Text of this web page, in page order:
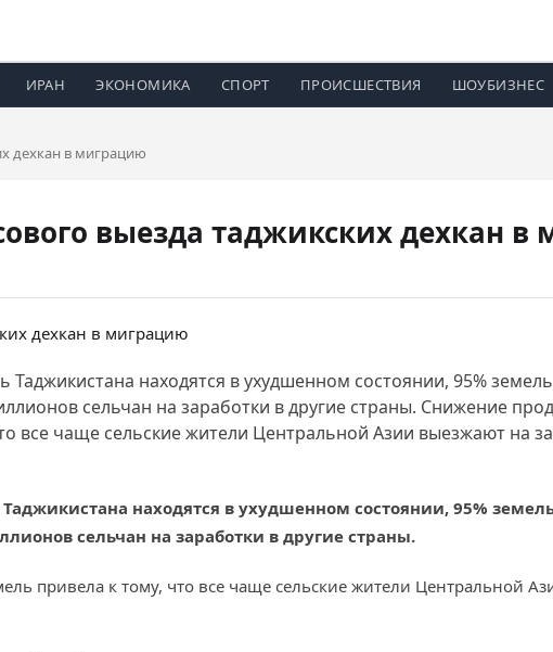
ИРАН ЭКОНОМИКА СПОРТ ПРОИСШЕСТВИЯ ШОУБИЗНЕС
дехкан в миграцию
выезда таджикских дехкан в
Таджикистана находятся в ухудшенном состоянии, 95%
сельчан на заработки в другие страны. Снижение
все чаще сельские жители Центральной Азии выезжают на
находятся в ухудшенном состоянии, 95%
сельчан на заработки в другие страны.
привела к тому, что все чаще сельские жители Центральной